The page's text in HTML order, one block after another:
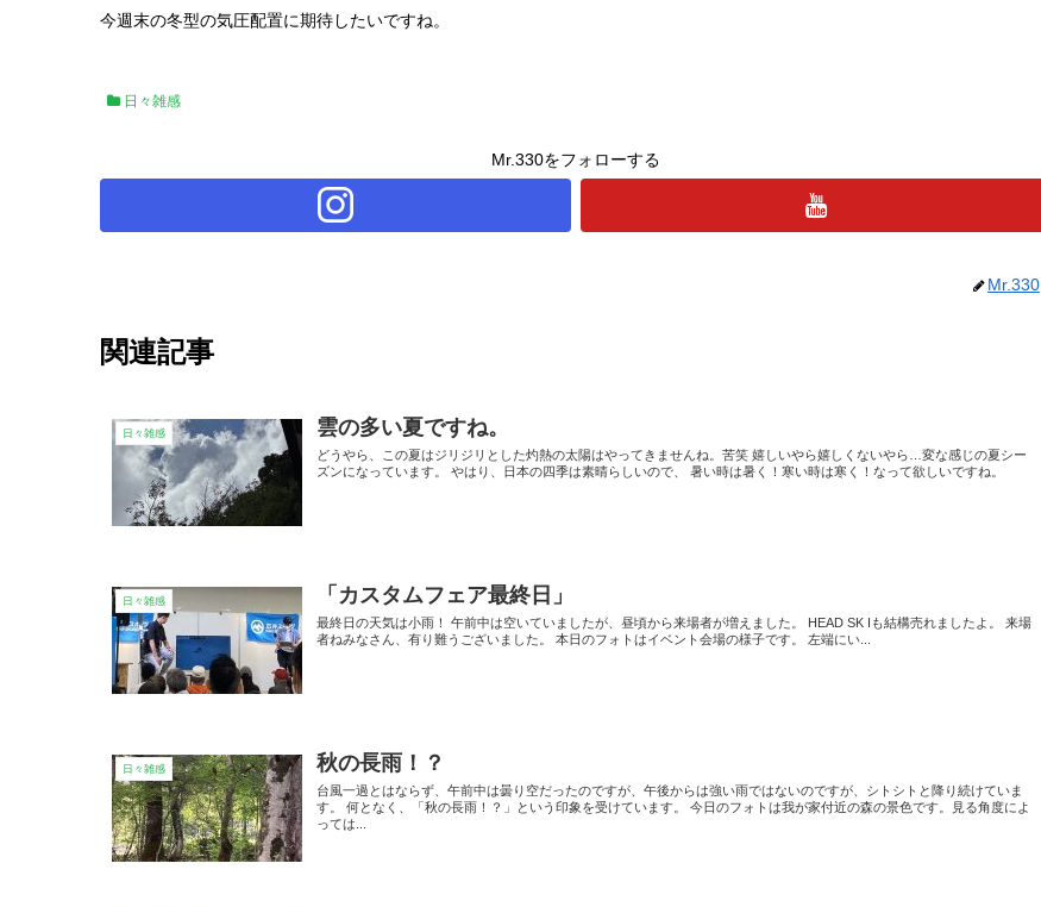
今週末の冬型の気圧配置に期待したいですね。
日々雑感
Mr.330をフォローする
Mr.330
関連記事
日々雑感 雲の多い夏ですね。
どうやら、この夏はジリジリとした灼熱の太陽はやってきませんね。苦笑 嬉しいやら嬉しくないやら…変な感じの夏シー
ズンになっています。 やはり、日本の四季は素晴らしいので、 暑い時は暑く！寒い時は寒く！なって欲しいですね。
日々雑感 「カスタムフェア最終日」
最終日の天気は小雨！ 午前中は空いていましたが、昼頃から来場者が増えました。 HEAD SK Iも結構売れましたよ。 来場
者ねみなさん、有り難うございました。 本日のフォトはイベント会場の様子です。 左端にい...
日々雑感 秋の長雨！？
台風一過とはならず、午前中は曇り空だったのですが、午後からは強い雨ではないのですが、シトシトと降り続けていま
す。 何となく、「秋の長雨！？」という印象を受けています。 今日のフォトは我が家付近の森の景色です。見る角度によ
っては...